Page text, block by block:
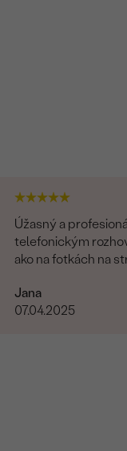
Úžasný a
telefonickým
ako na fotkách na
Jana
07.04.2025